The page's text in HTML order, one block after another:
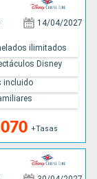
14/04/2027
+Tasas
ilimitados
Disney
incluido